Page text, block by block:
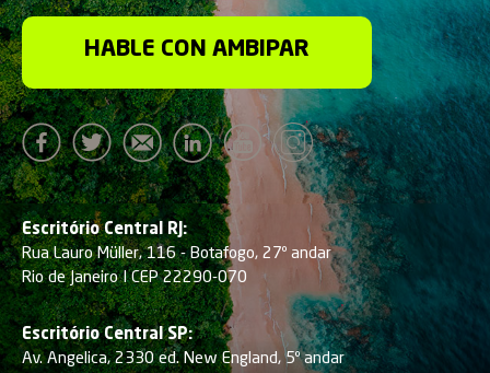
HABLE CON AMBIPAR
Escritório Central RJ:
Rua Lauro Müller, 116 - Botafogo, 27º andar
Rio de Janeiro I CEP 22290-070
Escritório Central SP:
Av. Angelica, 2330 ed. New England, 5º andar